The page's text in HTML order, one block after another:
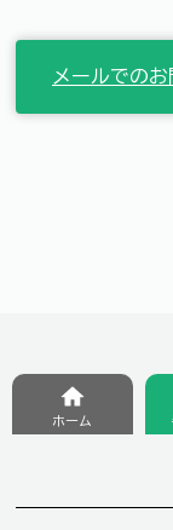
メールでの
ホーム